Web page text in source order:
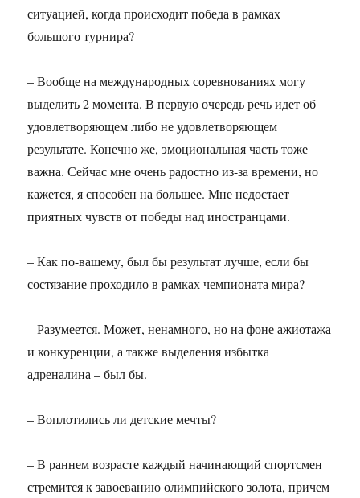
ситуацией, когда происходит победа в рамках
большого турнира?
– Вообще на международных соревнованиях могу
выделить 2 момента. В первую очередь речь идет об
удовлетворяющем либо не удовлетворяющем
результате. Конечно же, эмоциональная часть тоже
важна. Сейчас мне очень радостно из-за времени, но
кажется, я способен на большее. Мне недостает
приятных чувств от победы над иностранцами.
– Как по-вашему, был бы результат лучше, если бы
состязание проходило в рамках чемпионата мира?
– Разумеется. Может, ненамного, но на фоне ажиотажа
и конкуренции, а также выделения избытка
адреналина – был бы.
– Воплотились ли детские мечты?
– В раннем возрасте каждый начинающий спортсмен
стремится к завоеванию олимпийского золота, причем